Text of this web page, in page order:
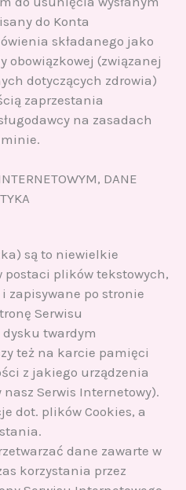
do Konta
składanego jako
obowiązkowej (związanej
dotyczących zdrowia)
zaprzestania
na zasadach
DANE
są to niewielkie
postaci plików tekstowych,
i zapisywane po stronie
Serwisu
twardym
też na karcie pamięci
z jakiego urządzenia
Serwis Internetowy).
dot. plików Cookies, a
dane zawarte w
korzystania przez